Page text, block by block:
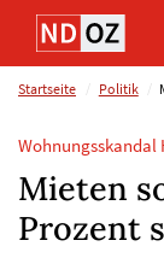
Direkt
Inhalt
(Eingabetaste)
Direkt
Hauptmenu
(Eingabetaste)
Direkt
Suche
(Eingabetaste)
Direkt
Footer
(Eingabetaste)
Startseite Politik
Wohnungsskandal
Mieten
Prozent